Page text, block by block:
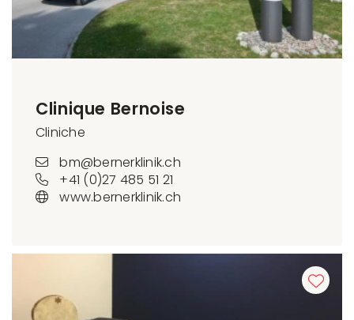
Clinique Bernoise
Cliniche
bm@bernerklinik.ch
+41 (0)27 485 51 21
www.bernerklinik.ch